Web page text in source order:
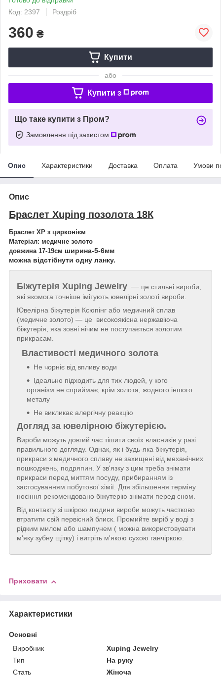
Код: 2397
Роздріб
360 ₴
Купити
або
Купити з
Що таке купити з Пром?
Замовлення під захистом
Опис Характеристики Доставка Оплата Умови
Опис
Браслет Xuping позолота 18К
Браслет XP з цирконієм
Матеріал: медичне золото
довжина 17-19см ширина-5-6мм
можна відстібнути одну ланку.
Біжутерія Xuping Jewelry — це стильні вироби,
які якомога точніше імітують ювелірні золоті вироби.
Ювелірна біжутерія Ксюпінг або медичний сплав
(медичне золото) — це високоякісна нержавіюча
біжутерія, яка зовні нічим не поступається золотим
прикрасам.
Властивості медичного золота
Не чорніє від впливу води
Ідеально підходить для тих людей, у кого
організм не сприймає, крім золота, жодного іншого
металу
Не викликає алергічну реакцію
Догляд за ювелірною біжутерією.
Вироби можуть довгий час тішити своїх власників у разі
правильного догляду. Однак, як і будь-яка біжутерія,
прикраси з медичного сплаву не захищені від механічних
пошкоджень, подряпин. У зв'язку з цим треба знімати
прикраси перед миттям посуду, прибиранням із
застосуванням побутової хімії. Для збільшення терміну
носіння рекомендовано біжутерію знімати перед сном.
Від контакту зі шкірою людини вироби можуть частково
втратити свій первісний блиск. Промийте виріб у воді з
рідким милом або шампунем ( можна використовувати
м'яку зубну щітку) і витріть м'якою сухою ганчіркою.
Приховати
Характеристики
Основні
Виробник
Xuping Jewelry
Тип
На руку
Стать
Жіноча